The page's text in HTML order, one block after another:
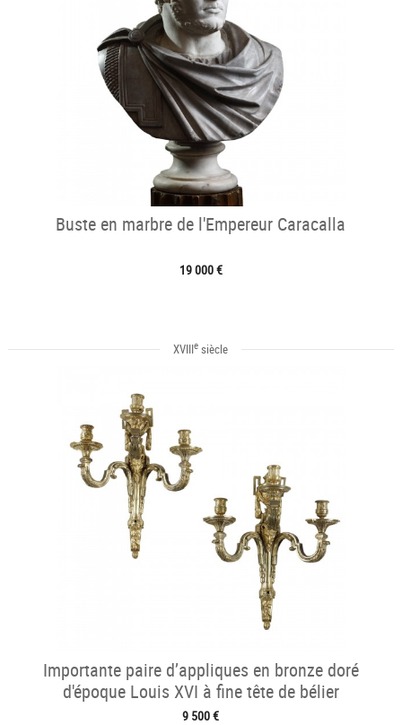
Buste en marbre de l'Empereur Caracalla
19 000 €
XVIIIe siècle
Importante paire d’appliques en bronze doré
d'époque Louis XVI à fine tête de bélier
9 500 €